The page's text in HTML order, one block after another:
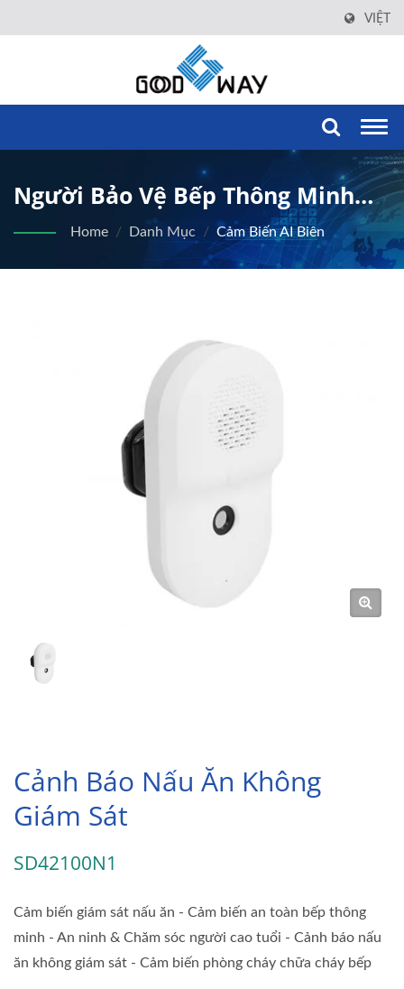
VIỆT
Người Bảo Vệ Bếp Thông Minh
Với Phát Hiện Nguy Cơ Do AI.
Home / Danh Mục / Cảm Biến AI Biên
Cảnh Báo Nấu Ăn Không
Giám Sát
SD42100N1
Cảm biến giám sát nấu ăn - Cảm biến an toàn bếp thông
minh - An ninh & Chăm sóc người cao tuổi - Cảnh báo nấu
ăn không giám sát - Cảm biến phòng cháy chữa cháy bếp